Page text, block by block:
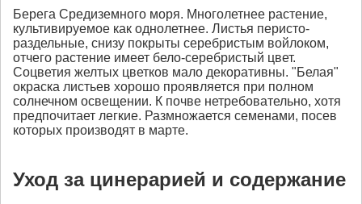
Берега Средиземного моря. Многолетнее растение,
культивируемое как однолетнее. Листья перисто-
раздельные, снизу покрыты серебристым войлоком,
отчего растение имеет бело-серебристый цвет.
Соцветия желтых цветков мало декоративны. "Белая"
окраска листьев хорошо проявляется при полном
солнечном освещении. К почве нетребовательно, хотя
предпочитает легкие. Размножается семенами, посев
которых производят в марте.
Уход за цинерарией и содержание